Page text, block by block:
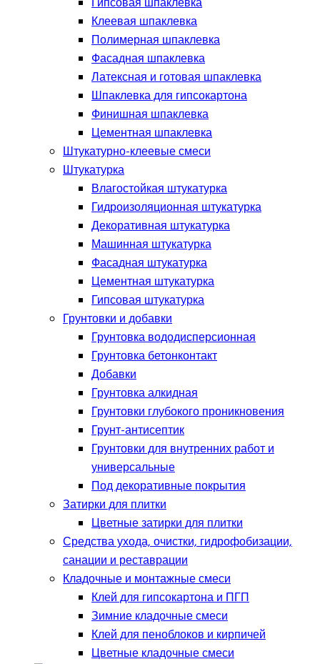
Клеевая шпаклевка
Полимерная шпаклевка
Фасадная шпаклевка
Латексная и готовая шпаклевка
Шпаклевка для гипсокартона
Финишная шпаклевка
Цементная шпаклевка
Штукатурно-клеевые смеси
Штукатурка
Влагостойкая штукатурка
Гидроизоляционная штукатурка
Декоративная штукатурка
Машинная штукатурка
Фасадная штукатурка
Цементная штукатурка
Гипсовая штукатурка
Грунтовки и добавки
Грунтовка вододисперсионная
Грунтовка бетонконтакт
Добавки
Грунтовка алкидная
Грунтовки глубокого проникновения
Грунт-антисептик
Грунтовки для внутренних работ и
универсальные
Под декоративные покрытия
Затирки для плитки
Цветные затирки для плитки
Средства ухода, очистки, гидрофобизации,
санации и реставрации
Кладочные и монтажные смеси
Клей для гипсокартона и ПГП
Зимние кладочные смеси
Клей для пеноблоков и кирпичей
Цветные кладочные смеси